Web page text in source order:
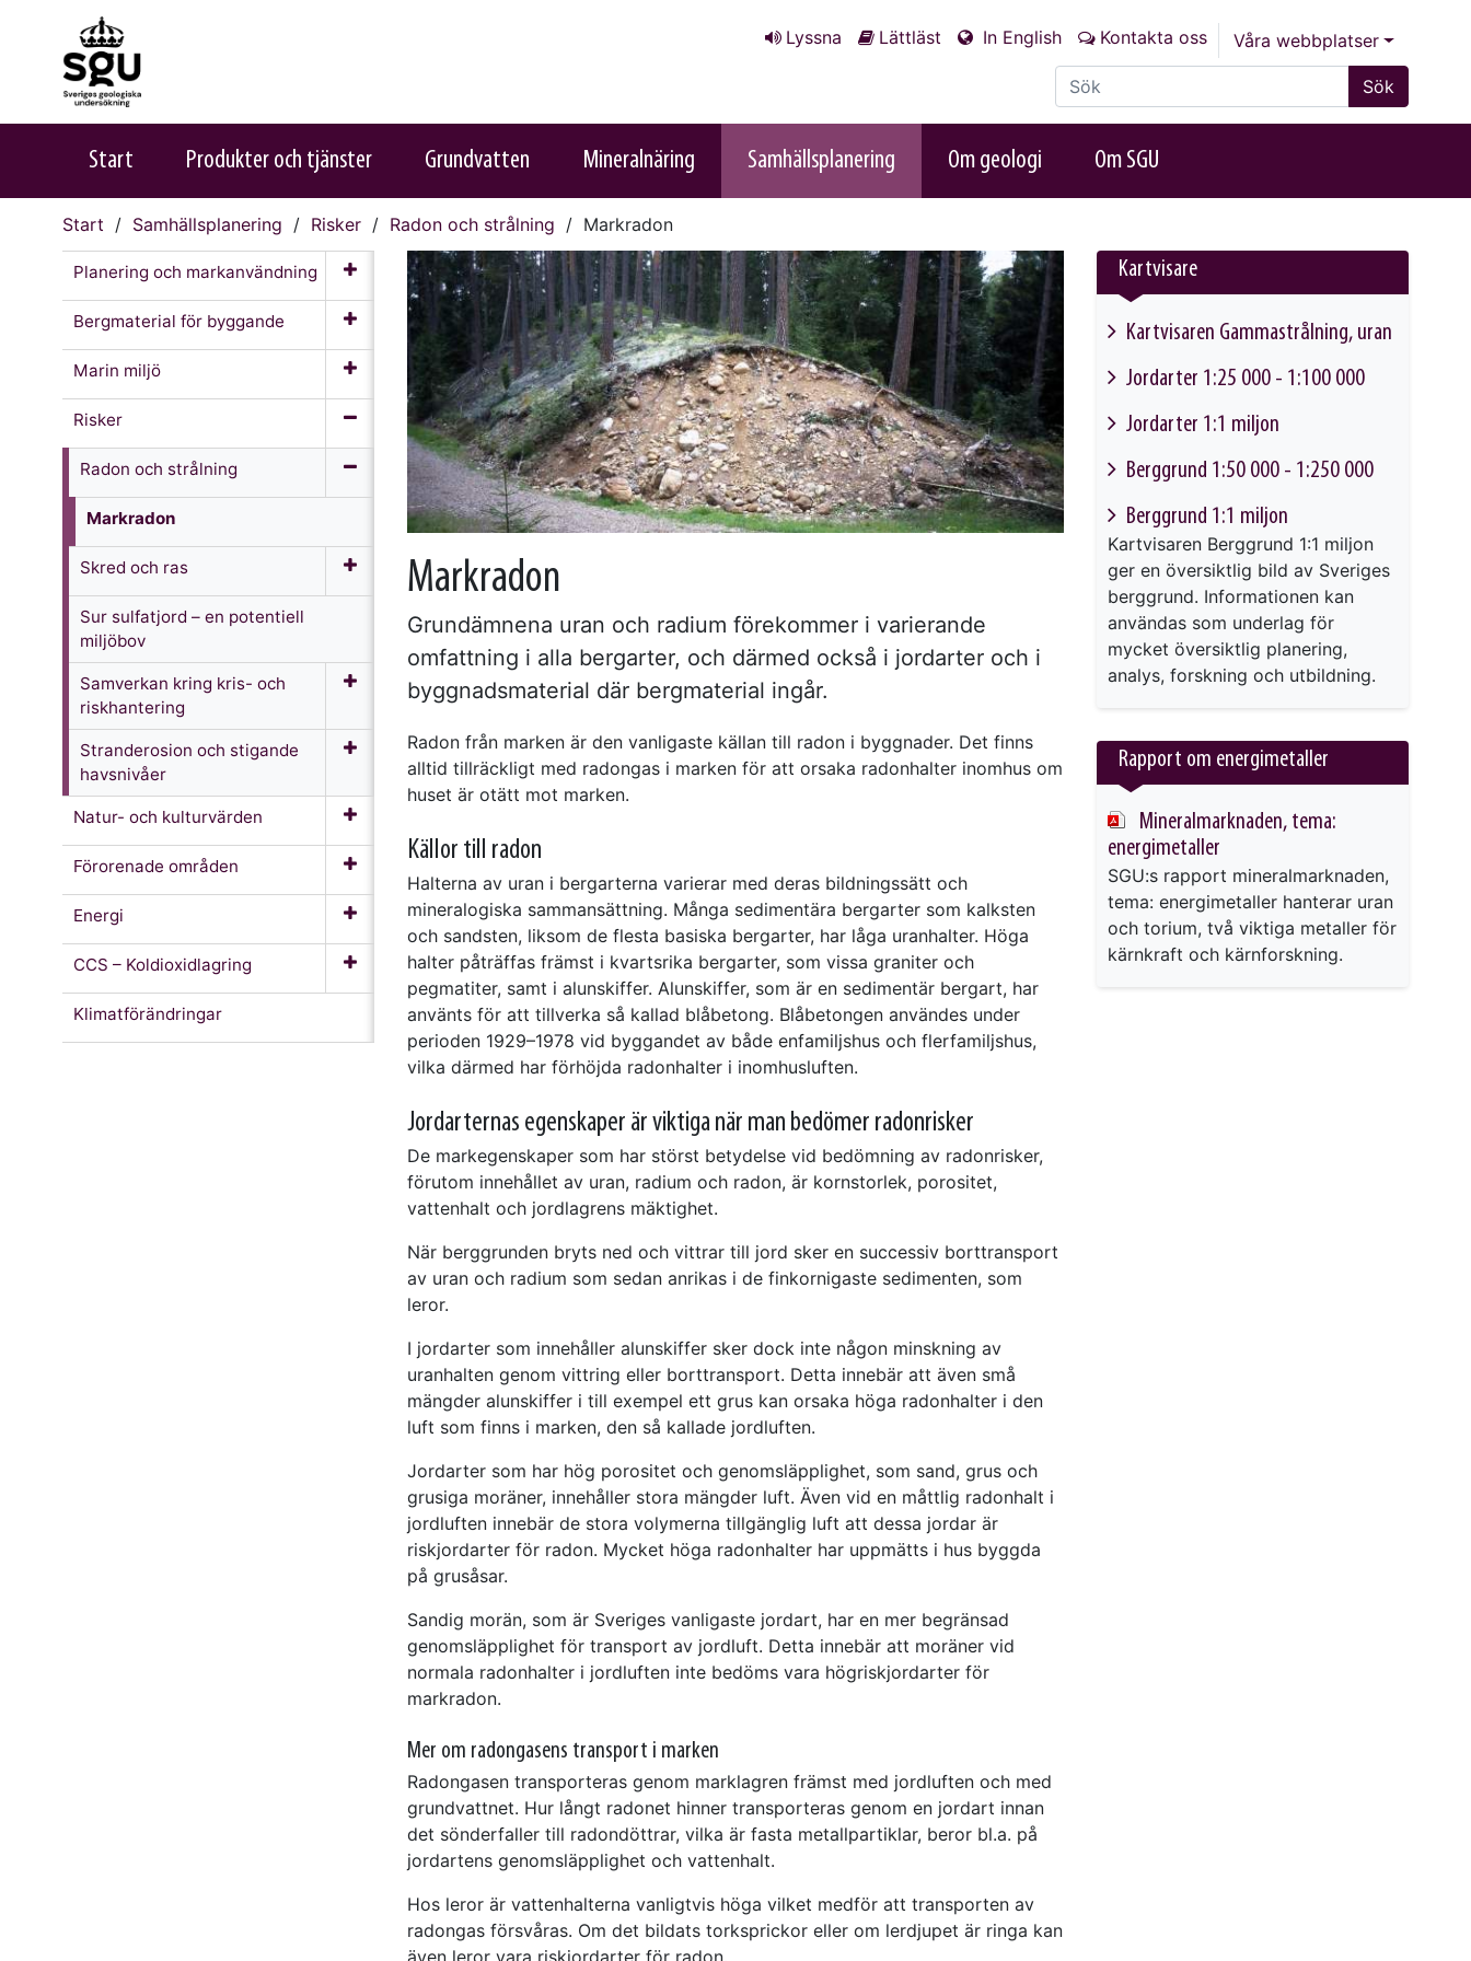
Lyssna Lättläst In English Kontakta oss
Våra webbplatser
Sök på sajten
Sök
Start Produkter och tjänster Grundvatten Mineralnäring Samhällsplanering Om geologi Om SGU
Start Samhällsplanering Risker Radon och strålning Markradon
Planering och markanvändning
Bergmaterial för byggande
Marin miljö
Risker
Radon och strålning
Markradon
Skred och ras
Sur sulfatjord – en potentiell
miljöbov
Samverkan kring kris- och
riskhantering
Stranderosion och stigande
havsnivåer
Natur- och kulturvärden
Förorenade områden
Energi
CCS – Koldioxidlagring
Klimatförändringar
Markradon
Grundämnena uran och radium förekommer i varierande
omfattning i alla bergarter, och därmed också i jordarter och i
byggnadsmaterial där bergmaterial ingår.
Radon från marken är den vanligaste källan till radon i byggnader. Det finns
alltid tillräckligt med radongas i marken för att orsaka radonhalter inomhus om
huset är otätt mot marken.
Källor till radon
Halterna av uran i bergarterna varierar med deras bildningssätt och
mineralogiska sammansättning. Många sedimentära bergarter som kalksten
och sandsten, liksom de flesta basiska bergarter, har låga uranhalter. Höga
halter påträffas främst i kvartsrika bergarter, som vissa graniter och
pegmatiter, samt i alunskiffer. Alunskiffer, som är en sedimentär bergart, har
använts för att tillverka så kallad blåbetong. Blåbetongen användes under
perioden 1929–1978 vid byggandet av både enfamiljshus och flerfamiljshus,
vilka därmed har förhöjda radonhalter i inomhusluften.
Jordarternas egenskaper är viktiga när man bedömer radonrisker
De markegenskaper som har störst betydelse vid bedömning av radonrisker,
förutom innehållet av uran, radium och radon, är kornstorlek, porositet,
vattenhalt och jordlagrens mäktighet.
När berggrunden bryts ned och vittrar till jord sker en successiv borttransport
av uran och radium som sedan anrikas i de finkornigaste sedimenten, som
leror.
I jordarter som innehåller alunskiffer sker dock inte någon minskning av
uranhalten genom vittring eller borttransport. Detta innebär att även små
mängder alunskiffer i till exempel ett grus kan orsaka höga radonhalter i den
luft som finns i marken, den så kallade jordluften.
Jordarter som har hög porositet och genomsläpplighet, som sand, grus och
grusiga moräner, innehåller stora mängder luft. Även vid en måttlig radonhalt i
jordluften innebär de stora volymerna tillgänglig luft att dessa jordar är
riskjordarter för radon. Mycket höga radonhalter har uppmätts i hus byggda
på grusåsar.
Sandig morän, som är Sveriges vanligaste jordart, har en mer begränsad
genomsläpplighet för transport av jordluft. Detta innebär att moräner vid
normala radonhalter i jordluften inte bedöms vara högriskjordarter för
markradon.
Mer om radongasens transport i marken
Radongasen transporteras genom marklagren främst med jordluften och med
grundvattnet. Hur långt radonet hinner transporteras genom en jordart innan
det sönderfaller till radondöttrar, vilka är fasta metallpartiklar, beror bl.a. på
jordartens genomsläpplighet och vattenhalt.
Hos leror är vattenhalterna vanligtvis höga vilket medför att transporten av
radongas försvåras. Om det bildats torksprickor eller om lerdjupet är ringa kan
Kartvisare
Kartvisaren Gammastrålning, uran
Jordarter 1:25 000 - 1:100 000
Jordarter 1:1 miljon
Berggrund 1:50 000 - 1:250 000
Berggrund 1:1 miljon
Kartvisaren Berggrund 1:1 miljon
ger en översiktlig bild av Sveriges
berggrund. Informationen kan
användas som underlag för
mycket översiktlig planering,
analys, forskning och utbildning.
Rapport om energimetaller
Mineralmarknaden, tema:
energimetaller
SGU:s rapport mineralmarknaden,
tema: energimetaller hanterar uran
och torium, två viktiga metaller för
kärnkraft och kärnforskning.